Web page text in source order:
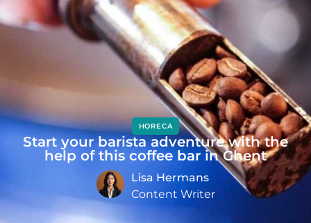
HORECA
Start your barista adventure with the
help of this coffee bar in Ghent
Lisa Hermans
Content Writer